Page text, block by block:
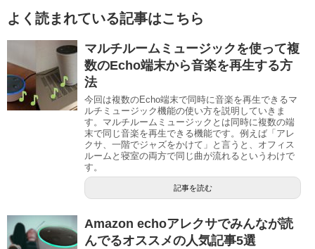
よく読まれている記事はこちら
マルチルームミュージックを使って複
数のEcho端末から音楽を再生する方
法
今回は複数のEcho端末で同時に音楽を再生できるマ
ルチミュージック機能の使い方を説明していきま
す。マルチルームミュージックとは同時に複数の端
末で同じ音楽を再生できる機能です。例えば「アレ
クサ、一階でジャズをかけて」と言うと、オフィス
ルームと寝室の両方で同じ曲が流れるというわけで
す。
記事を読む
Amazon echoアレクサでみんなが読
んでるオススメの人気記事5選